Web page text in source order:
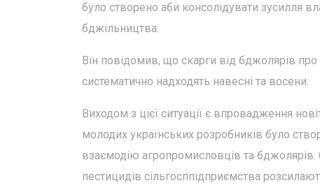
було створено аби консолідувати зусилля
бджільництва.
Він повідомив, що скарги від бджолярів
систематично надходять навесні та восени.
Виходом з цієї ситуації є впровадження
молодих українських розробників було
взаємодію агропромисловців та
пестицидів сільгосппідприємства